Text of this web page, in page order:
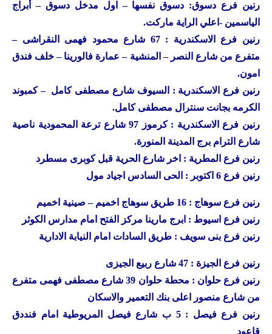
رنين فرع دسوق: دسوق نفسها – اول مدخل دسوق – أبراج
الياسمين -اعلي الراية ماركت.
رنين
فرع الاسكندرية : 67 شارع محمود فهمى النقراشى –
متفرع من شارع النصر – المنشية – عمارة فالورينا – خلف فندق
امون.
رنين فرع الاسكندرية : السيوف شارع مصطفى كامل – كمبوند
الكرمه بجانت سنترال مصطفى كامل.
رنين
فرع الاسكندرية : كرموز 97 شارع ترعة المحمودية ناصية
شارع الترام برج المدينة المنورة.
رنين فرع المطرية : اخر شارع الحرية قبل كوبرى مسطرد
رنين فرع 6 اكتوبر : الحى السادس اجياد مول
رنين فرع سوهاج : 16 طريق سوهاج اخميم – صينية اخميم
رنين فرع اسيوط : ابرج مارينا مركز الفتح امام مدارس الكوثر
رنين فرع بنى سويف : طريق السادات امام النيابة الادارية
رنين فرع الجيزة : 47 شارع ربيع الجيزى
رنين
فرع حلوان : محطة حلوان 39 شارع مصطفى فهمى متفرع
من شارع منصور اعلى بنك التعمير والاسكان
رنين
فرع فيصل : 5 ب شارع فيصل المريوطية امام فنددق
قاعود